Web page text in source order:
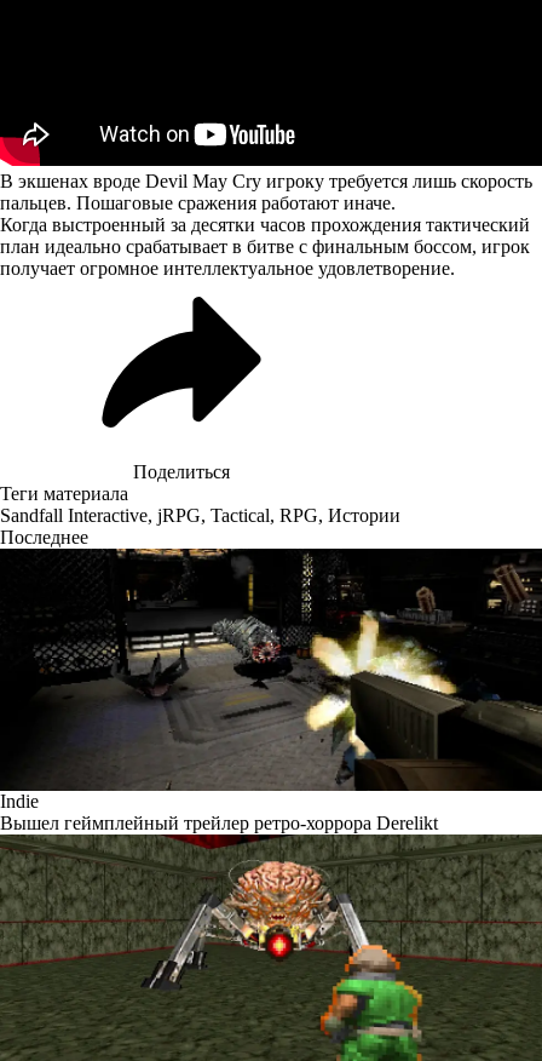
В экшенах вроде Devil May Cry игроку требуется лишь скорость
пальцев. Пошаговые сражения работают иначе.
Когда выстроенный за десятки часов прохождения тактический
план идеально срабатывает в битве с финальным боссом, игрок
получает огромное интеллектуальное удовлетворение.
Поделиться
Теги материала
Sandfall Interactive, jRPG, Tactical, RPG, Истории
Последнее
Indie
Вышел геймплейный трейлер ретро-хоррора Derelikt